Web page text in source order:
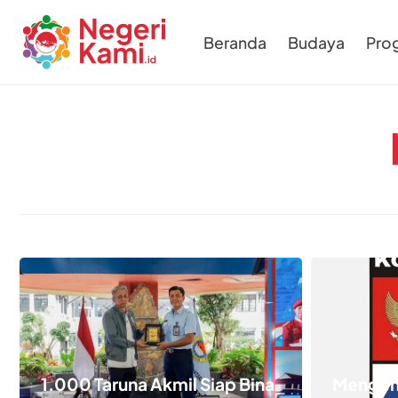
Beranda Budaya
1.000 Taruna Akmil Siap Bina